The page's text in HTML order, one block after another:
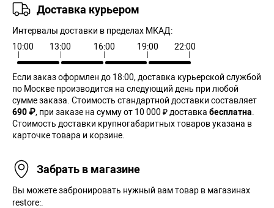
Доставка курьером
Интервалы доставки в пределах МКАД:
10:00
13:00 16:00 19:00 22:00
Если заказ оформлен до 18:00, доставка курьерской службой
по Москве производится на следующий день при любой
сумме заказа. Cтоимость стандартной доставки составляет
690 ₽, при заказе на сумму от 10 000 ₽ доставка бесплатна
Стоимость доставки крупногабаритных товаров указана в
карточке товара и корзине.
Забрать в магазине
Вы можете забронировать нужный вам товар в магазинах
restore:.